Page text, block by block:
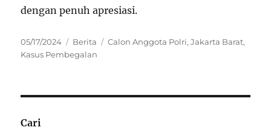
dengan penuh apresiasi.
Posted
on
05/17/2024 Categories
Berita Tags
Calon Anggota Polri,Jakarta Barat,
Kasus Pembegalan
Cari